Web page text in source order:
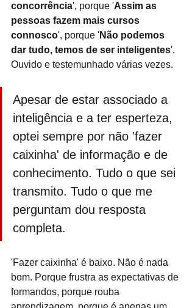
concorrência', porque 'Assim as
pessoas fazem mais cursos
connosco', porque 'Não podemos
dar tudo, temos de ser inteligentes'.
Ouvido e testemunhado várias vezes.
Apesar de estar associado a
inteligência e a ter esperteza,
optei sempre por não 'fazer
caixinha' de informação e de
conhecimento. Tudo o que sei
transmito. Tudo o que me
perguntam dou resposta
completa.
'Fazer caixinha' é baixo. Não é nada
bom. Porque frustra as expectativas de
formandos, porque rouba